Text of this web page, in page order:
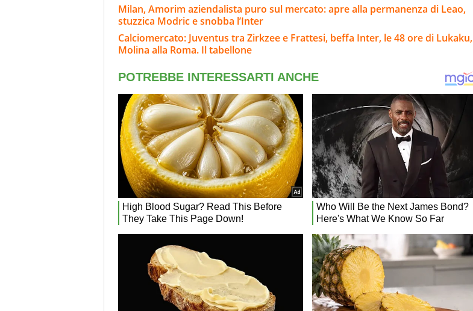
Milan, Amorim aziendalista puro sul mercato: apre alla permanenza di Leao,
stuzzica Modric e snobba l’Inter
Calciomercato: Juventus tra Zirkzee e Frattesi, beffa Inter, le 48 ore di Lukaku,
Molina alla Roma. Il tabellone